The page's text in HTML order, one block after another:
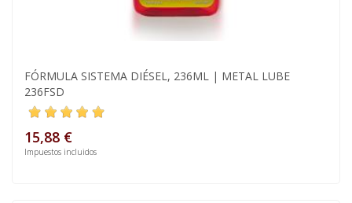
FÓRMULA SISTEMA DIÉSEL, 236ML | METAL LUBE
236FSD
15,88 €
Impuestos incluidos